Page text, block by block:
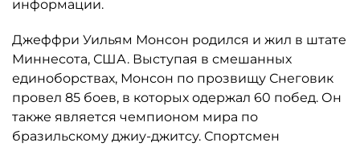
информации.
Джеффри Уильям Монсон родился и жил в штате
Миннесота, США. Выступая в смешанных
единоборствах, Монсон по прозвищу Снеговик
провел 85 боев, в которых одержал 60 побед. Он
также является чемпионом мира по
бразильскому джиу-джитсу. Спортсмен